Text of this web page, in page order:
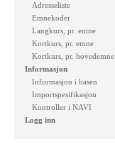
Adresseliste
Emnekoder
Langkurs, pr. emne
Kortkurs, pr. emne
Kortkurs, pr. hovedemne
Informasjon
Informasjon i basen
Importspesifikasjon
Kontroller i NAVI
Logg inn